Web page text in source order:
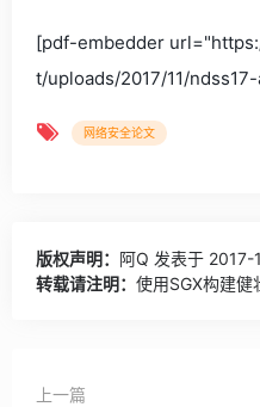
[pdf-embedder
t/uploads/2017/11/
网络安全论文
版权声明： 阿Q 发表于 2017-
转载请注明： 使用SGX构建
上一篇